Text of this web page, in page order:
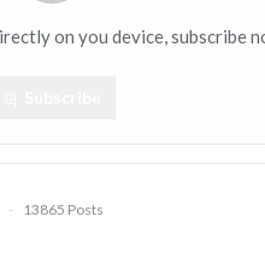
on you device, subscribe
13865 Posts